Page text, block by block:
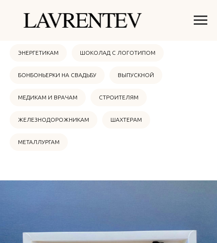
ОНЛАЙН МАГАЗИН НОВЫЙ ГОД 2026
ЭНЕРГЕТИКАМ ШОКОЛАД С ЛОГОТИПОМ
БОНБОНЬЕРКИ НА СВАДЬБУ ВЫПУСКНОЙ
МЕДИКАМ И ВРАЧАМ СТРОИТЕЛЯМ
ЖЕЛЕЗНОДОРОЖНИКАМ ШАХТЕРАМ
МЕТАЛЛУРГАМ